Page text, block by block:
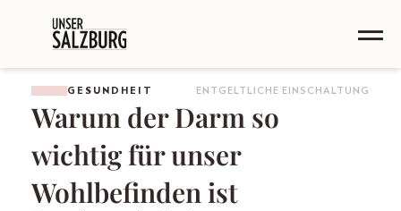
GESUNDHEIT ENTGELTLICHE EINSCHALTUNG
Warum der Darm so
wichtig für unser
Wohlbefinden ist